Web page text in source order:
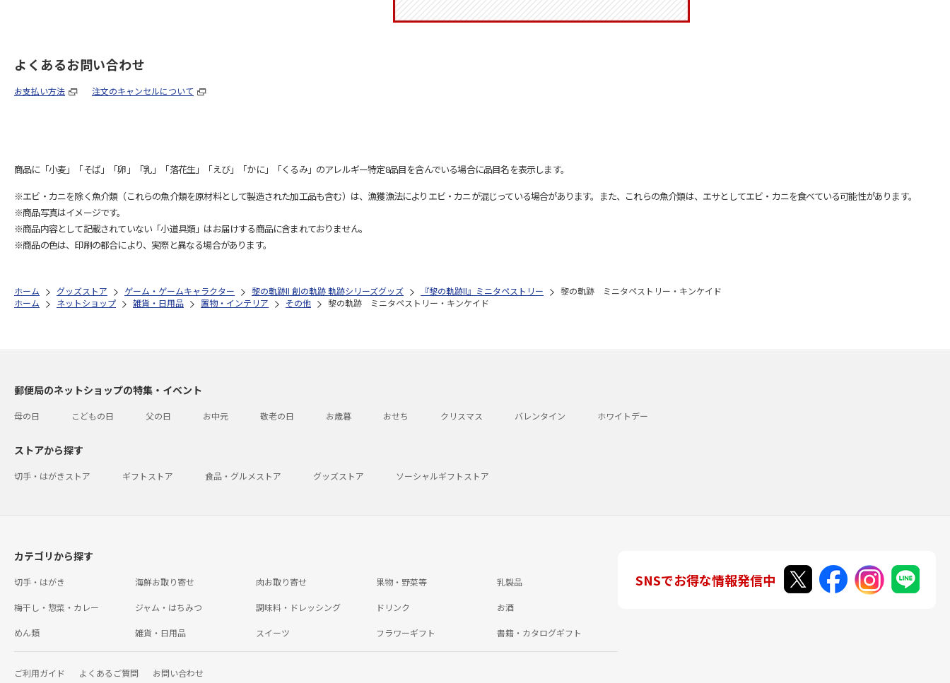
よくあるお問い合わせ
お支払い方法 注文のキャンセルについて
商品に「小麦」「そば」「卵」「乳」「落花生」「えび」「かに」「くるみ」のアレルギー特定8品目を含んでいる場合に品目名を表示します。
※エビ・カニを除く魚介類（これらの魚介類を原材料として製造された加工品も含む）は、漁獲漁法によりエビ・カニが混じっている場合があります。また、これらの魚介類は、エサとしてエビ・カニを食べている可能性があります。
※商品写真はイメージです。
※商品内容として記載されていない「小道具類」はお届けする商品に含まれておりません。
※商品の色は、印刷の都合により、実際と異なる場合があります。
ホーム グッズストア ゲーム・ゲームキャラクター 黎の軌跡II 創の軌跡 軌跡シリーズグッズ 『黎の軌跡II』ミニタペストリー
黎の軌跡 ミニタペストリー・キンケイド
ホーム
ネットショップ 雑貨・日用品 置物・インテリア その他 黎の軌跡 ミニタペストリー・キンケイド
郵便局のネットショップの特集・イベント
母の日 こどもの日 父の日 お中元 敬老の日 お歳暮 おせち クリスマス バレンタイン ホワイトデー
ストアから探す
切手・はがきストア ギフトストア 食品・グルメストア グッズストア ソーシャルギフトストア
カテゴリから探す
切手・はがき 海鮮お取り寄せ 肉お取り寄せ 果物・野菜等 乳製品
梅干し・惣菜・カレー ジャム・はちみつ 調味料・ドレッシング ドリンク お酒
めん類 雑貨・日用品 スイーツ フラワーギフト 書籍・カタログギフト
ご利用ガイド よくあるご質問 お問い合わせ
SNSでお得な情報発信中